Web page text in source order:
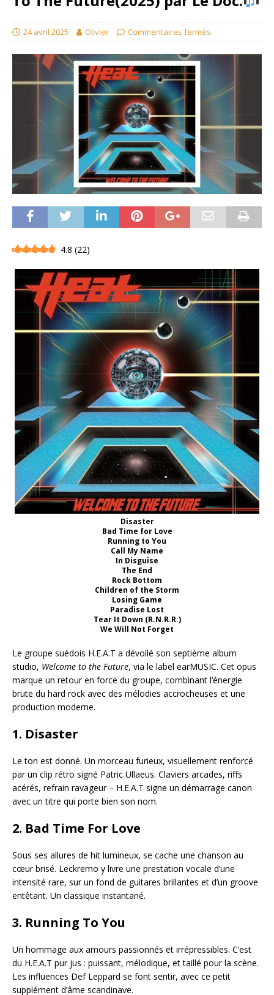
24 avril 2025 Olivier Commentaires fermés
4.8 (22)
Disaster
Bad Time for Love
Running to You
Call My Name
In Disguise
The End
Rock Bottom
Children of the Storm
Losing Game
Paradise Lost
Tear It Down (R.N.R.R.)
We Will Not Forget
Le groupe suédois H.E.A.T a dévoilé son septième album
studio, Welcome to the Future, via le label earMUSIC. Cet opus
marque un retour en force du groupe, combinant l’énergie
brute du hard rock avec des mélodies accrocheuses et une
production moderne.​
1. Disaster
Le ton est donné. Un morceau furieux, visuellement renforcé
par un clip rétro signé Patric Ullaeus. Claviers arcades, riffs
acérés, refrain ravageur – H.E.A.T signe un démarrage canon
avec un titre qui porte bien son nom.
2. Bad Time For Love
Sous ses allures de hit lumineux, se cache une chanson au
cœur brisé. Leckremo y livre une prestation vocale d’une
intensité rare, sur un fond de guitares brillantes et d’un groove
entêtant. Un classique instantané.
3. Running To You
Un hommage aux amours passionnés et irrépressibles. C’est
du H.E.A.T pur jus : puissant, mélodique, et taillé pour la scène.
Les influences Def Leppard se font sentir, avec ce petit
supplément d’âme scandinave.